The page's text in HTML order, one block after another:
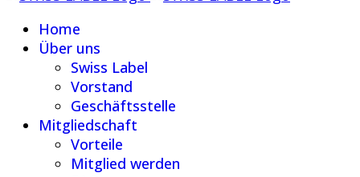
Home
Über uns
Swiss Label
Vorstand
Geschäftsstelle
Mitgliedschaft
Vorteile
Mitglied werden